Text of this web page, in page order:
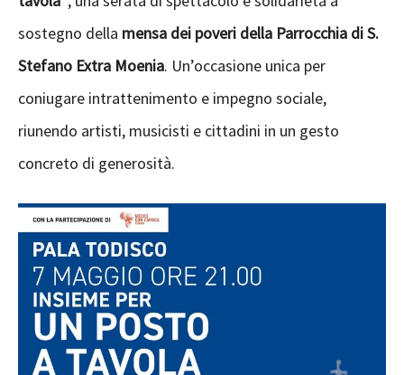
sostegno della mensa dei poveri della Parrocchia di S.
Stefano Extra Moenia. Un’occasione unica per
coniugare intrattenimento e impegno sociale,
riunendo artisti, musicisti e cittadini in un gesto
concreto di generosità.